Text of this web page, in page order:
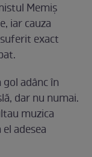
Memiș
iar cauza
exact
adânc în
dar nu numai.
muzica
adesea